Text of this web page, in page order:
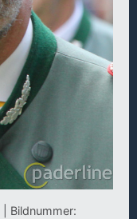
| Bildnummer: